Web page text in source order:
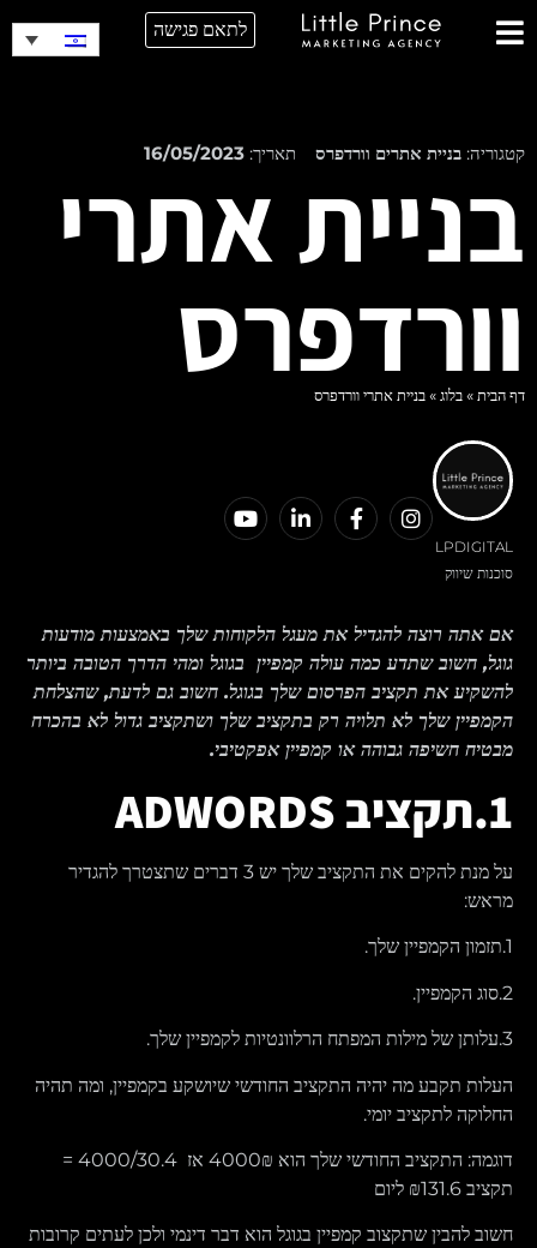
לתאם פגישה
קטגוריה: בניית אתרים וורדפרס תאריך: 16/05/2023
בניית אתרי
וורדפרס
דף הבית »בלוג »בניית אתרי וורדפרס
LPDIGITAL
סוכנות שיווק
אם אתה רוצה להגדיל את מעגל הלקוחות שלך באמצעות מודעות
גוגל, חשוב שתדע כמה עולה קמפיין בגוגל ומהי הדרך הטובה ביותר
להשקיע את תקציב הפרסום שלך בגוגל. חשוב גם לדעת, שהצלחת
הקמפיין שלך לא תלויה רק בתקציב שלך ושתקציב גדול לא בהכרח
מבטיח חשיפה גבוהה או קמפיין אפקטיבי.
1.תקציב ADWORDS
על מנת להקים את התקציב שלך יש 3 דברים שתצטרך להגדיר
מראש:
1.תזמון הקמפיין שלך.
2.סוג הקמפיין.
3.עלותן של מילות המפתח הרלוונטיות לקמפיין שלך.
העלות תקבע מה יהיה התקציב החודשי שיושקע בקמפיין, ומה תהיה
החלוקה לתקציב יומי.
דוגמה: התקציב החודשי שלך הוא 4000₪ אז 4000/30.4 =
תקציב ₪131.6 ליום
חשוב להבין שתקצוב קמפיין בגוגל הוא דבר דינמי ולכן לעתים קרובות